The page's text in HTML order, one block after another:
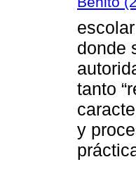
donde
tanto
y